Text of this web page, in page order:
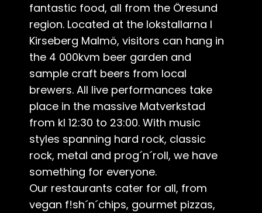
fantastic food, all from the Öresund
region. Located at the lokstallarna I
Kirseberg Malmö, visitors can hang in
the 4 000kvm beer garden and
sample craft beers from local
brewers. All live performances take
place in the massive Matverkstad
from kl 12:30 to 23:00. With music
styles spanning hard rock, classic
rock, metal and prog´n´roll, we have
something for everyone.
Our restaurants cater for all, from
vegan f!sh´n´chips, gourmet pizzas,